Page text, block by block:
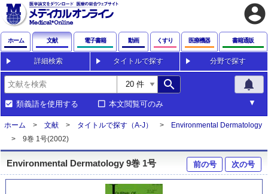
account_circle
ホーム 文献 電子書籍 動画 くすり 医療機器 書籍通販
詳細検索 タイトルで探す 分野で探す
search notifications
類義語を使用する 本文閲覧可のみ
ホーム 文献 タイトルで探す（A-J）
Environmental Dermatology
9巻 1号(2002)
Environmental Dermatology 9巻 1号 前の号 次の号